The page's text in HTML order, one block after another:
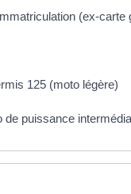
(ex-carte
125 (moto légère)
puissance